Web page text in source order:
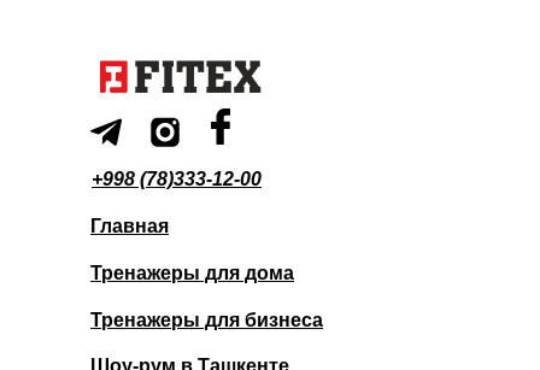
+998 (78)333-12-00
Главная
Тренажеры для дома
Тренажеры для бизнеса